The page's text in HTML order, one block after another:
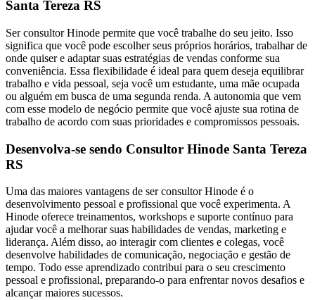
Santa Tereza RS
Ser consultor Hinode permite que você trabalhe do seu jeito. Isso
significa que você pode escolher seus próprios horários, trabalhar de
onde quiser e adaptar suas estratégias de vendas conforme sua
conveniência. Essa flexibilidade é ideal para quem deseja equilibrar
trabalho e vida pessoal, seja você um estudante, uma mãe ocupada
ou alguém em busca de uma segunda renda. A autonomia que vem
com esse modelo de negócio permite que você ajuste sua rotina de
trabalho de acordo com suas prioridades e compromissos pessoais.
Desenvolva-se sendo Consultor Hinode Santa Tereza
RS
Uma das maiores vantagens de ser consultor Hinode é o
desenvolvimento pessoal e profissional que você experimenta. A
Hinode oferece treinamentos, workshops e suporte contínuo para
ajudar você a melhorar suas habilidades de vendas, marketing e
liderança. Além disso, ao interagir com clientes e colegas, você
desenvolve habilidades de comunicação, negociação e gestão de
tempo. Todo esse aprendizado contribui para o seu crescimento
pessoal e profissional, preparando-o para enfrentar novos desafios e
alcançar maiores sucessos.